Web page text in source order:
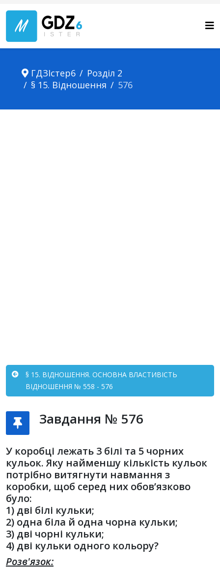
ГДЗІстер6
Розділ 2
§ 15. Відношення
576
§ 15. ВІДНОШЕННЯ. ОСНОВНА ВЛАСТИВІСТЬ
ВІДНОШЕННЯ № 558 - 576
Завдання № 576
У коробці лежать 3 білі та 5 чорних
кульок. Яку найменшу кількість кульок
потрібно витягнути навмання з
коробки, щоб серед них обов’язково
було:
1) дві білі кульки;
2) одна біла й одна чорна кульки;
3) дві чорні кульки;
4) дві кульки одного кольору?
Розв'язок: